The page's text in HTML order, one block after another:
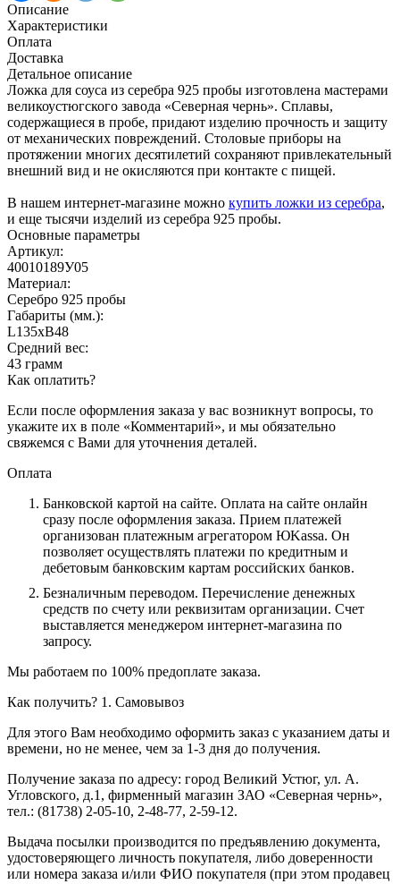
Описание
Характеристики
Оплата
Доставка
Детальное описание
Ложка для соуса из серебра 925 пробы изготовлена мастерами
великоустюгского завода «Северная чернь». Сплавы,
содержащиеся в пробе, придают изделию прочность и защиту
от механических повреждений. Столовые приборы на
протяжении многих десятилетий сохраняют привлекательный
внешний вид и не окисляются при контакте с пищей.
В нашем интернет-магазине можно купить ложки из серебра,
и еще тысячи изделий из серебра 925 пробы.
Основные параметры
Артикул:
40010189У05
Материал:
Серебро 925 пробы
Габариты (мм.):
L135хB48
Средний вес:
43 грамм
Как оплатить?
Если после оформления заказа у вас возникнут вопросы, то
укажите их в поле «Комментарий», и мы обязательно
свяжемся с Вами для уточнения деталей.
Оплата
Банковской картой на сайте. Оплата на сайте онлайн
сразу после оформления заказа. Прием платежей
организован платежным агрегатором ЮKassa. Он
позволяет осуществлять платежи по кредитным и
дебетовым банковским картам российских банков.
Безналичным переводом. Перечисление денежных
средств по счету или реквизитам организации. Счет
выставляется менеджером интернет-магазина по
запросу.
Мы работаем по 100% предоплате заказа.
Как получить? 1. Самовывоз
Для этого Вам необходимо оформить заказ с указанием даты и
времени, но не менее, чем за 1-3 дня до получения.
Получение заказа по адресу: город Великий Устюг, ул. А.
Угловского, д.1, фирменный магазин ЗАО «Северная чернь»,
тел.: (81738) 2-05-10, 2-48-77, 2-59-12.
Выдача посылки производится по предъявлению документа,
удостоверяющего личность покупателя, либо доверенности
или номера заказа и/или ФИО покупателя (при этом продавец